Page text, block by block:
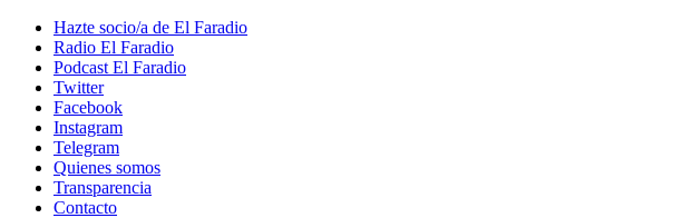
Hazte socio/a de El Faradio
Radio El Faradio
Podcast El Faradio
Twitter
Facebook
Instagram
Telegram
Quienes somos
Transparencia
Contacto